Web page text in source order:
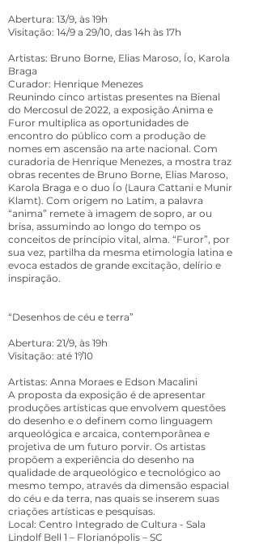
Abertura: 13/9, às 19h
Visitação: 14/9 a 29/10, das 14h às 17h
Artistas: Bruno Borne, Elias Maroso, Ío, Karola
Braga
Curador: Henrique Menezes
Reunindo cinco artistas presentes na Bienal
do Mercosul de 2022, a exposição Anima e
Furor multiplica as oportunidades de
encontro do público com a produção de
nomes em ascensão na arte nacional. Com
curadoria de Henrique Menezes, a mostra traz
obras recentes de Bruno Borne, Elias Maroso,
Karola Braga e o duo Ío (Laura Cattani e Munir
Klamt). Com origem no Latim, a palavra
“anima” remete à imagem de sopro, ar ou
brisa, assumindo ao longo do tempo os
conceitos de princípio vital, alma. “Furor”, por
sua vez, partilha da mesma etimologia latina e
evoca estados de grande excitação, delírio e
inspiração.
“Desenhos de céu e terra”
Abertura: 21/9, às 19h
Visitação: até 1º/10
Artistas: Anna Moraes e Edson Macalini
A proposta da exposição é de apresentar
produções artísticas que envolvem questões
do desenho e o definem como linguagem
arqueológica e arcaica, contemporânea e
projetiva de um futuro porvir. Os artistas
propõem a experiência do desenho na
qualidade de arqueológico e tecnológico ao
mesmo tempo, através da dimensão espacial
do céu e da terra, nas quais se inserem suas
criações artísticas e pesquisas.
Local: Centro Integrado de Cultura - Sala
Lindolf Bell 1 – Florianópolis – SC